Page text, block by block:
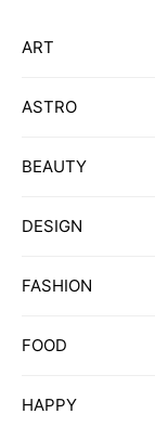
ART
ASTRO
BEAUTY
DESIGN
FASHION
FOOD
HAPPY